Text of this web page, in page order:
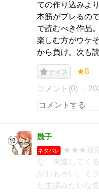
ての作り込みよ
本筋がブレるの
で読むべき作品
楽しむ方がウケ
から負け。次も読
ナイス ★8
コメント(0)
幾子
ネタバレ
★★★双龍
な。突進してく
がおもろい。ミ
た主婦みたいな